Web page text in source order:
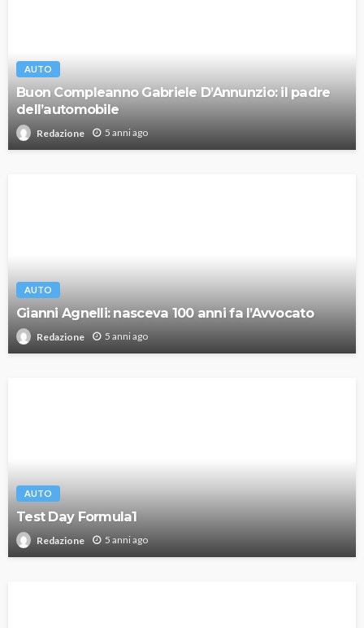
AUTO
Buon Compleanno Gabriele D’Annunzio: il padre
dell’automobile
Redazione 5 anni ago
AUTO
Gianni Agnelli: nasceva 100 anni fa l’Avvocato
Redazione 5 anni ago
AUTO
Test Day Formula1
Redazione 5 anni ago